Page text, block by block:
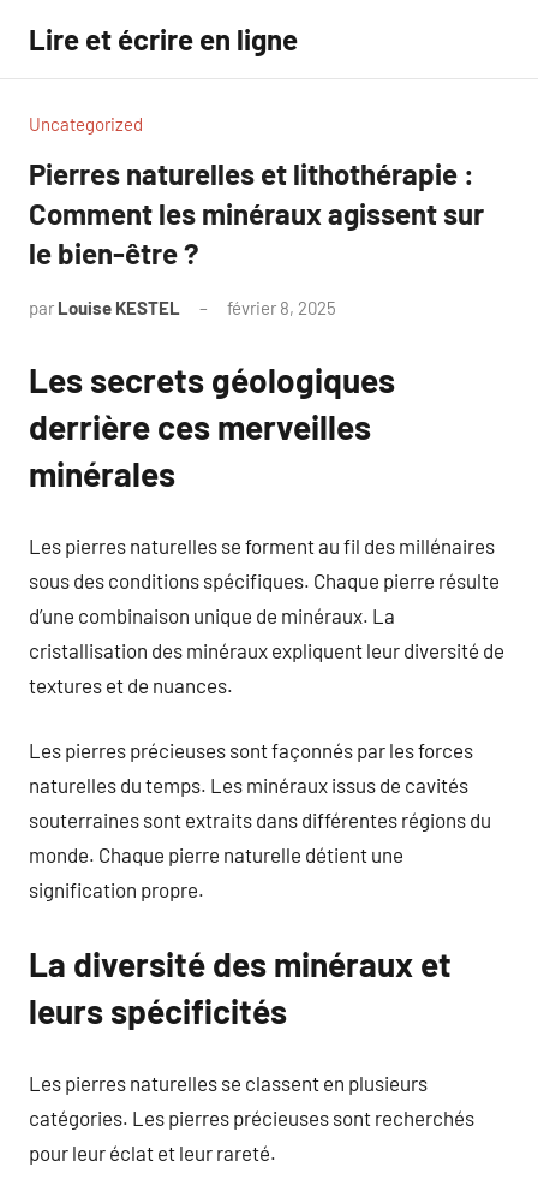
contenu
Lire et écrire en ligne
Uncategorized
Pierres naturelles et lithothérapie :
Comment les minéraux agissent sur
le bien-être ?
par Louise KESTEL février 8, 2025
Les secrets géologiques
derrière ces merveilles
minérales
Les pierres naturelles se forment au fil des millénaires
sous des conditions spécifiques. Chaque pierre résulte
d’une combinaison unique de minéraux. La
cristallisation des minéraux expliquent leur diversité de
textures et de nuances.
Les pierres précieuses sont façonnés par les forces
naturelles du temps. Les minéraux issus de cavités
souterraines sont extraits dans différentes régions du
monde. Chaque pierre naturelle détient une
signification propre.
La diversité des minéraux et
leurs spécificités
Les pierres naturelles se classent en plusieurs
catégories. Les pierres précieuses sont recherchés
pour leur éclat et leur rareté.